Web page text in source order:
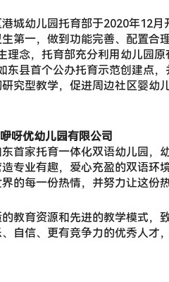
城幼儿园托育部于2020年12
第一，做到功能完善、配置合
理念，托育部充分利用幼儿园
东县首个公办托育示范创建点
究型教学，促进周边社区婴幼
呀优幼儿园有限公司
首家托育一体化双语幼儿园，
专业有趣，爱心充盈的双语环
的每一份热情，并努力让这份
教育资源和先进的教学模式，
自信、更有竞争力的优秀人才